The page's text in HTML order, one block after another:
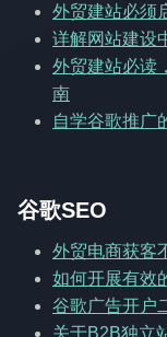
外贸建站必须
详解网站建设
外贸建站必读
南
自学谷歌推广
谷歌SEO
外贸电商获客
如何开展有效
谷歌广告开户
关于B2B独立